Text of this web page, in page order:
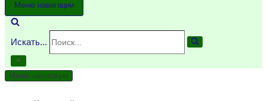
Меню навигации
Искать...
Меню навигации